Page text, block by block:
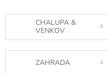
CHALUPA &
VENKOV
ZAHRADA